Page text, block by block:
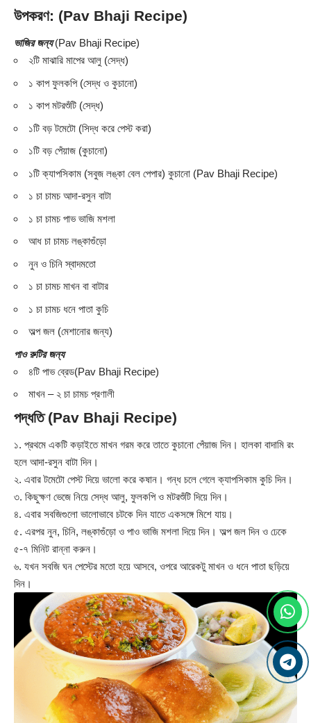
উপকরণ: (Pav Bhaji Recipe)
ভাজির জন্য(Pav Bhaji Recipe)
২টি মাঝারি মাপের আলু (সেদ্ধ)
১ কাপ ফুলকপি (সেদ্ধ ও কুচানো)
১ কাপ মটরশুঁটি (সেদ্ধ)
১টি বড় টমেটো (সিদ্ধ করে পেস্ট করা)
১টি বড় পেঁয়াজ (কুচানো)
১টি ক্যাপসিকাম (সবুজ লঙ্কা বেল পেপার) কুচানো (Pav Bhaji Recipe)
১ চা চামচ আদা-রসুন বাটা
১ চা চামচ পাভ ভাজি মশলা
আধ চা চামচ লঙ্কাগুঁড়ো
নুন ও চিনি স্বাদমতো
১ চা চামচ মাখন বা বাটার
১ চা চামচ ধনে পাতা কুচি
অল্প জল (মেশানোর জন্য)
পাও রুটির জন্য
৪টি পাভ ব্রেড(Pav Bhaji Recipe)
মাখন – ২ চা চামচ প্রণালী
পদ্ধতি (Pav Bhaji Recipe)
১. প্রথমে একটি কড়াইতে মাখন গরম করে তাতে কুচানো পেঁয়াজ দিন। হালকা বাদামি রং
হলে আদা-রসুন বাটা দিন।
২. এবার টমেটো পেস্ট দিয়ে ভালো করে কষান। গন্ধ চলে গেলে ক্যাপসিকাম কুচি দিন।
৩. কিছুক্ষণ ভেজে নিয়ে সেদ্ধ আলু, ফুলকপি ও মটরশুঁটি দিয়ে দিন।
৪. এবার সবজিগুলো ভালোভাবে চটকে দিন যাতে একসঙ্গে মিশে যায়।
৫. এরপর নুন, চিনি, লঙ্কাগুঁড়ো ও পাও ভাজি মশলা দিয়ে দিন। অল্প জল দিন ও ঢেকে
৫-৭ মিনিট রান্না করুন।
৬. যখন সবজি ঘন পেস্টের মতো হয়ে আসবে, ওপরে আরেকটু মাখন ও ধনে পাতা ছড়িয়ে
দিন।